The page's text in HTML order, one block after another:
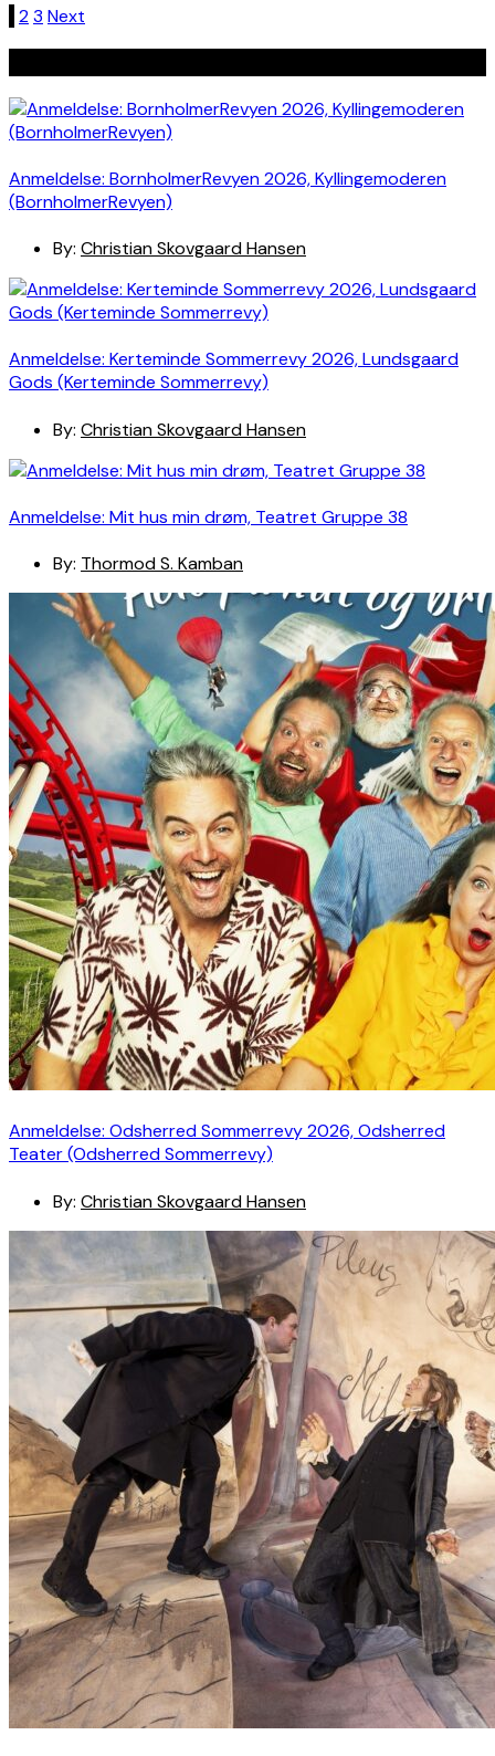
Indlægsinddeling
23 Next
Anmeldelse: BornholmerRevyen 2026, Kyllingemoderen
(BornholmerRevyen)
By: Christian Skovgaard Hansen
Anmeldelse: Kerteminde Sommerrevy 2026, Lundsgaard
Gods (Kerteminde Sommerrevy)
By: Christian Skovgaard Hansen
Anmeldelse: Mit hus min drøm, Teatret Gruppe 38
By: Thormod S. Kamban
Anmeldelse: Odsherred Sommerrevy 2026, Odsherred
Teater (Odsherred Sommerrevy)
By: Christian Skovgaard Hansen